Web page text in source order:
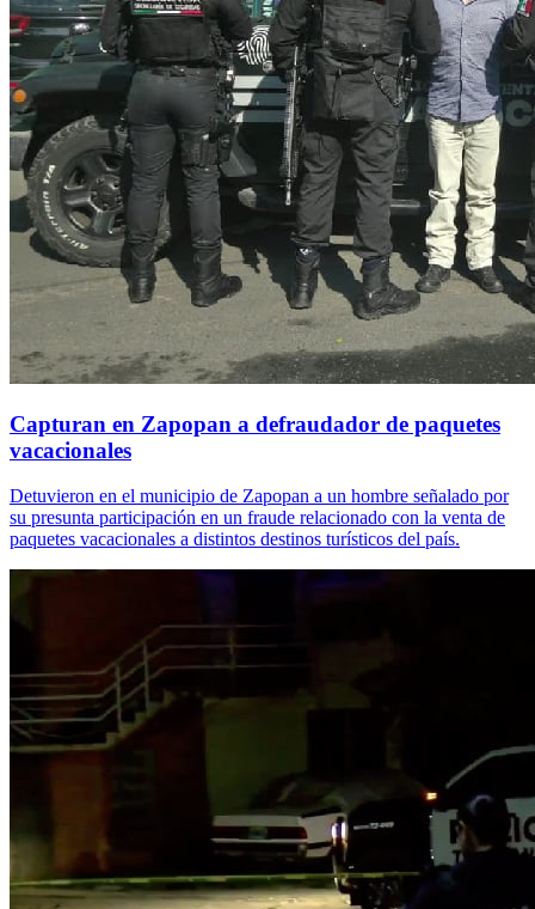
Capturan en Zapopan a defraudador de paquetes
vacacionales
Detuvieron en el municipio de Zapopan a un hombre señalado por
su presunta participación en un fraude relacionado con la venta de
paquetes vacacionales a distintos destinos turísticos del país.